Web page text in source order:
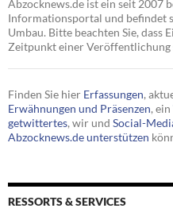
Abzocknews.de ist ein seit 2007
Informationsportal und befindet
Umbau. Bitte beachten Sie, dass
Zeitpunkt einer Veröffentlichung
Finden Sie hier Erfassungen,
Erwähnungen und Präsenzen, ein
getwittertes, wir und Social-
Abzocknews.de unterstützen
RESSORTS & SERVICES